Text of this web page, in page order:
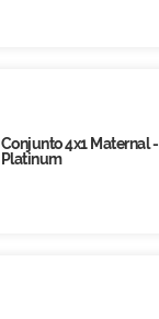
Conjunto 4x1 Maternal -
Platinum